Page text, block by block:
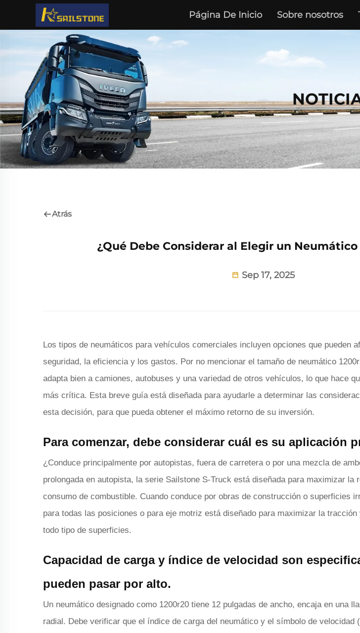
Página De Inicio Sobre nosotros
Atrás
¿Qué Debe Considerar al Elegir un Neumático
Sep 17, 2025
Los tipos de neumáticos para vehículos comerciales incluyen opciones que pueden
seguridad, la eficiencia y los gastos. Por no mencionar el tamaño de neumático
adapta bien a camiones, autobuses y una variedad de otros vehículos, lo que hace
más crítica. Esta breve guía está diseñada para ayudarle a determinar las
esta decisión, para que pueda obtener el máximo retorno de su inversión.
Para comenzar, debe considerar cuál es su aplicación
¿Conduce principalmente por autopistas, fuera de carretera o por una mezcla de
prolongada en autopista, la serie Sailstone S-Truck está diseñada para maximizar la
consumo de combustible. Cuando conduce por obras de construcción o superficies
para todas las posiciones o para eje motriz está diseñado para maximizar la
todo tipo de superficies.
Capacidad de carga y índice de velocidad son
pueden pasar por alto.
Un neumático designado como 1200r20 tiene 12 pulgadas de ancho, encaja en una
radial. Debe verificar que el índice de carga del neumático y el símbolo de velocidad